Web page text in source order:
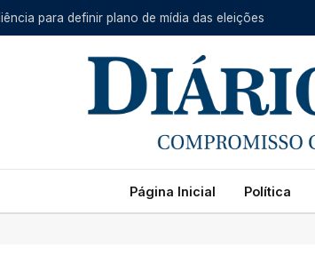
para definir plano de mídia das eleições
Página Inicial Política